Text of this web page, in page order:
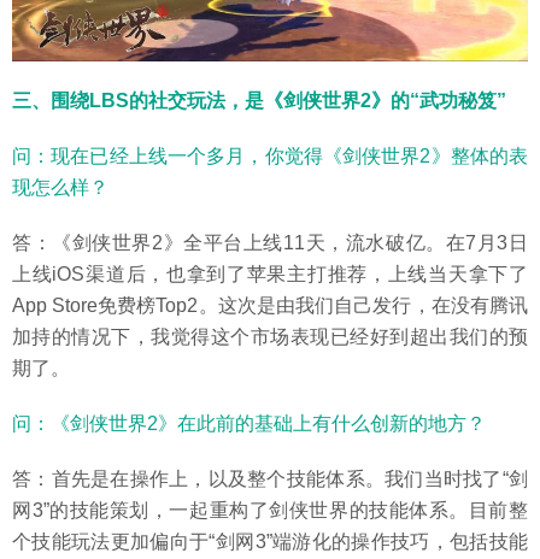
三、围绕LBS的社交玩法，是《剑侠世界2》的“武功秘笈”
问：现在已经上线一个多月，你觉得《剑侠世界2》整体的表
现怎么样？
答：《剑侠世界2》全平台上线11天，流水破亿。在7月3日
上线iOS渠道后，也拿到了苹果主打推荐，上线当天拿下了
App Store免费榜Top2。这次是由我们自己发行，在没有腾讯
加持的情况下，我觉得这个市场表现已经好到超出我们的预
期了。
问：《剑侠世界2》在此前的基础上有什么创新的地方？
答：首先是在操作上，以及整个技能体系。我们当时找了“剑
网3”的技能策划，一起重构了剑侠世界的技能体系。目前整
个技能玩法更加偏向于“剑网3”端游化的操作技巧，包括技能